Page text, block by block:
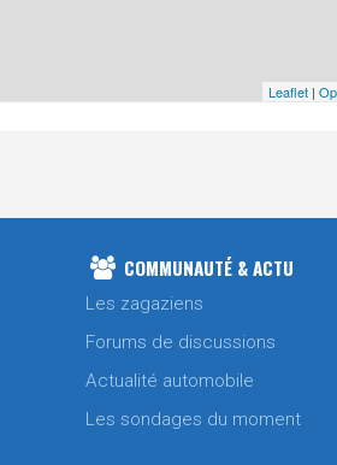
Leaflet |
COMMUNAUTÉ & ACTU
Les zagaziens
Forums de discussions
Actualité automobile
Les sondages du moment